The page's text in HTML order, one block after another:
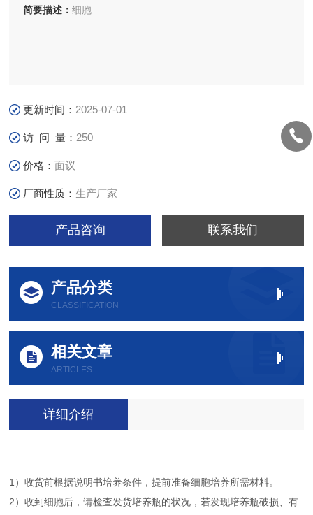
简要描述：细胞
更新时间： 2025-07-01
访 问 量： 250
价格：面议
厂商性质：生产厂家
产品咨询 联系我们
产品分类
CLASSIFICATION
相关文章
ARTICLES
详细介绍
1）收货前根据说明书培养条件，提前准备细胞培养所需材料。
2）收到细胞后，请检查发货培养瓶的状况，若发现培养瓶破损、有